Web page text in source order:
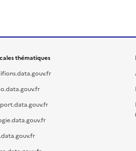
thématiques